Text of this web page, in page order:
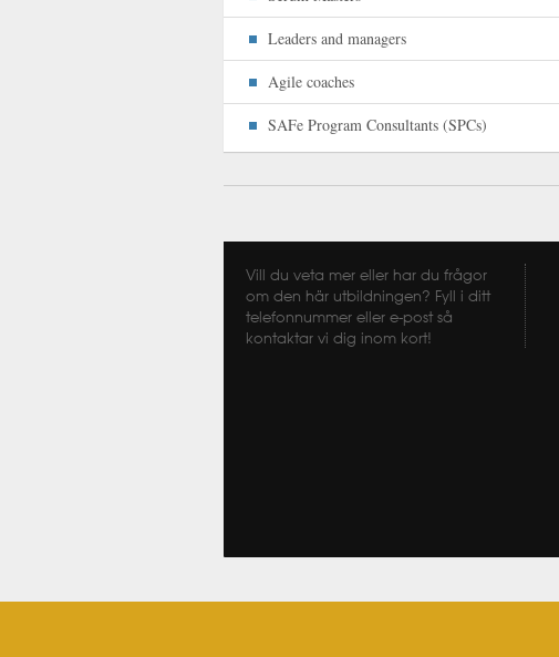
Leaders and managers
Agile coaches
SAFe Program Consultants (SPCs)
Vill du veta mer eller har du frågor
om den här utbildningen? Fyll i ditt
telefonnummer eller e-post så
kontaktar vi dig inom kort!